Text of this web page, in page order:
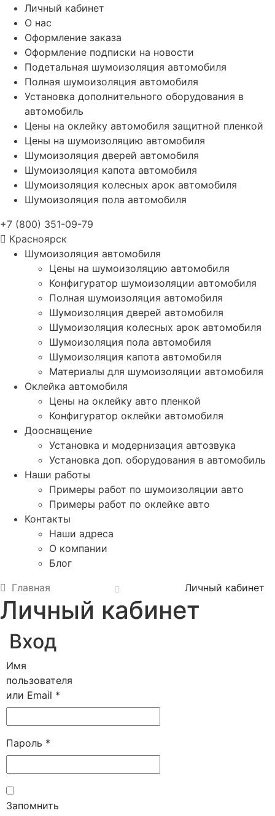
Личный кабинет
О нас
Оформление заказа
Оформление подписки на новости
Подетальная шумоизоляция автомобиля
Полная шумоизоляция автомобиля
Установка дополнительного оборудования в
автомобиль
Цены на оклейку автомобиля защитной пленкой
Цены на шумоизоляцию автомобиля
Шумоизоляция дверей автомобиля
Шумоизоляция капота автомобиля
Шумоизоляция колесных арок автомобиля
Шумоизоляция пола автомобиля
+7 (800) 351-09-79
Красноярск
Шумоизоляция автомобиля
Цены на шумоизоляцию автомобиля
Конфигуратор шумоизоляции автомобиля
Полная шумоизоляция автомобиля
Шумоизоляция дверей автомобиля
Шумоизоляция колесных арок автомобиля
Шумоизоляция пола автомобиля
Шумоизоляция капота автомобиля
Материалы для шумоизоляции автомобиля
Оклейка автомобиля
Цены на оклейку авто пленкой
Конфигуратор оклейки автомобиля
Дооснащение
Установка и модернизация автозвука
Установка доп. оборудования в автомобиль
Наши работы
Примеры работ по шумоизоляции авто
Примеры работ по оклейке авто
Контакты
Наши адреса
О компании
Блог
Главная
Личный кабинет
Личный кабинет
Вход
Имя
пользователя
или Email *
Пароль *
Запомнить